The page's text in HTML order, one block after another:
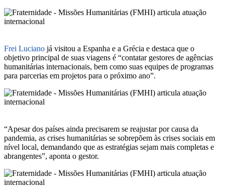
Frei Luciano já visitou a Espanha e a Grécia e destaca que o
objetivo principal de suas viagens é “contatar gestores de agências
humanitárias internacionais, bem como suas equipes de programas
para parcerias em projetos para o próximo ano”.
“Apesar dos países ainda precisarem se reajustar por causa da
pandemia, as crises humanitárias se sobrepõem às crises sociais em
nível local, demandando que as estratégias sejam mais completas e
abrangentes”, aponta o gestor.